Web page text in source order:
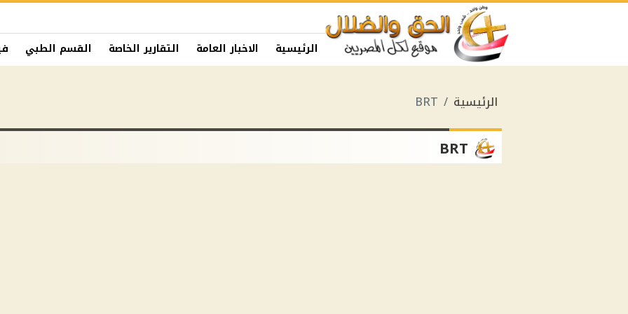
الرئيسية الاخبار العامة التقارير الخاصة القسم الطبي
الرئيسية BRT
BRT